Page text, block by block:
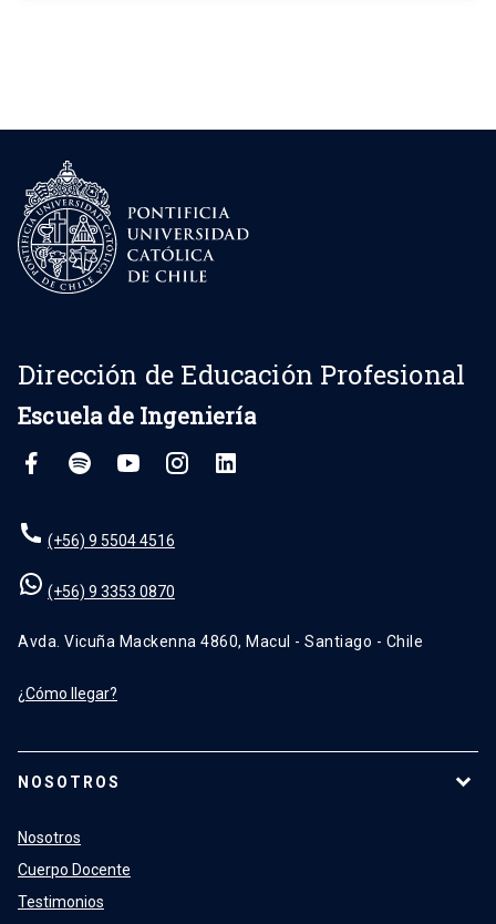
Dirección de Educación Profesional
Escuela de Ingeniería
(+56) 9 5504 4516
(+56) 9 3353 0870
Avda. Vicuña Mackenna 4860, Macul - Santiago - Chile
¿Cómo llegar?
NOSOTROS
Nosotros
Cuerpo Docente
Testimonios